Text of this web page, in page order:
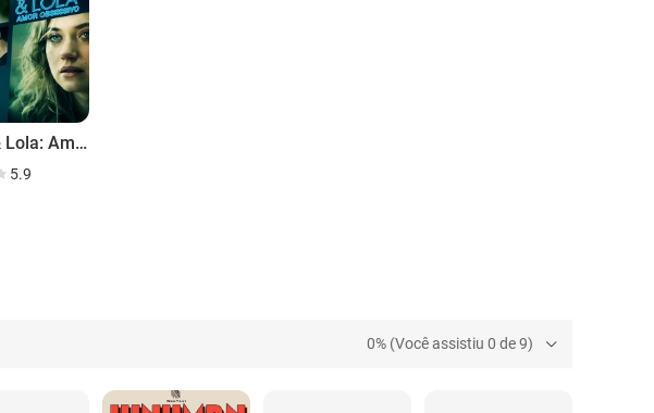
Frank & Lola: Amor obsessivo
5.9
0% (Você assistiu 0 de 9)